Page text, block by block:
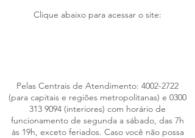
Clique abaixo para acessar o site:
Pelas Centrais de Atendimento: 4002-2722
(para capitais e regiões metropolitanas) e 0300
313 9094 (interiores) com horário de
funcionamento de segunda a sábado, das 7h
às 19h, exceto feriados. Caso você não possa